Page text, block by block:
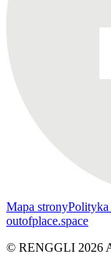
Mapa stronyPolityka
outofplace.space
© RENGGLI 2026